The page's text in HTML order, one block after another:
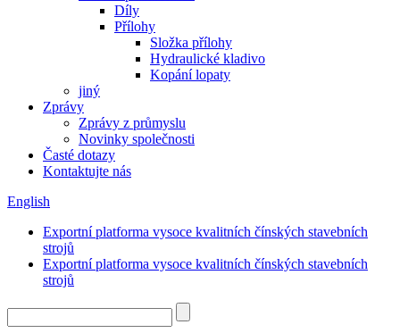
Díly
Přílohy
Složka přílohy
Hydraulické kladivo
Kopání lopaty
jiný
Zprávy
Zprávy z průmyslu
Novinky společnosti
Časté dotazy
Kontaktujte nás
English
Exportní platforma vysoce kvalitních čínských stavebních
strojů
Exportní platforma vysoce kvalitních čínských stavebních
strojů